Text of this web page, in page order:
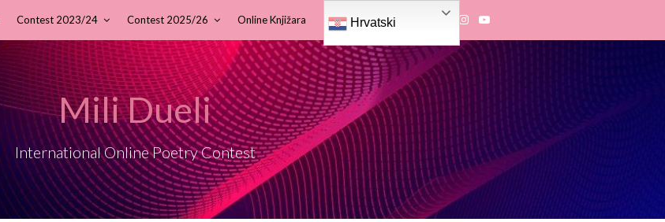
Contest 2023/24 Contest 2025/26 Online Knjižara Hrvatski
Mili Dueli
International Online Poetry Contest